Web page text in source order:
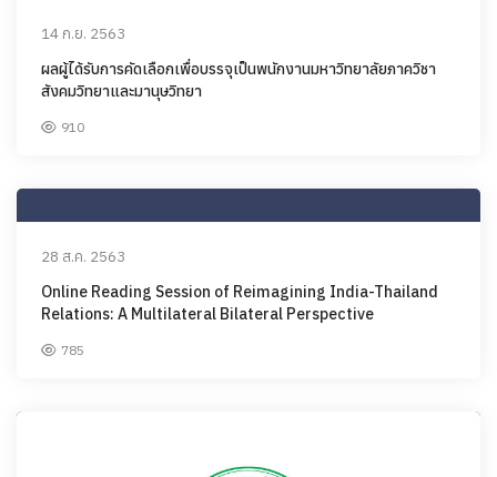
14 ก.ย. 2563
ผลผู้ได้รับการคัดเลือกเพื่อบรรจุเป็นพนักงานมหาวิทยาลัยภาควิชา
สังคมวิทยาและมานุษวิทยา
910
28 ส.ค. 2563
Online Reading Session of Reimagining India-Thailand
Relations: A Multilateral Bilateral Perspective
785